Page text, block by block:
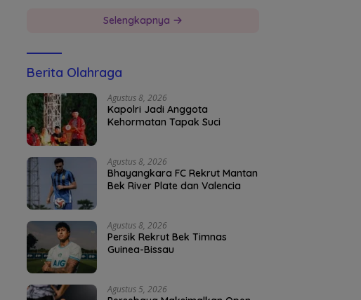
Selengkapnya
Berita Olahraga
Agustus 8, 2026
Kapolri Jadi Anggota
Kehormatan Tapak Suci
Agustus 8, 2026
Bhayangkara FC Rekrut Mantan
Bek River Plate dan Valencia
Agustus 8, 2026
Persik Rekrut Bek Timnas
Guinea-Bissau
Agustus 5, 2026